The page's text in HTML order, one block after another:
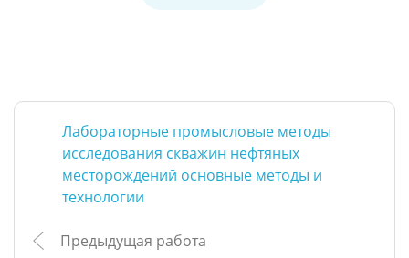
Лабораторные промысловые методы
исследования скважин нефтяных
месторождений основные методы и
технологии
Предыдущая работа